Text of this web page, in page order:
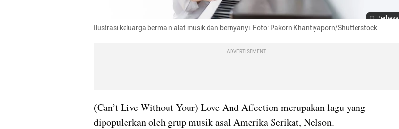
Perbesar
Ilustrasi keluarga bermain alat musik dan bernyanyi. Foto: Pakorn Khantiyaporn/Shutterstock.
ADVERTISEMENT
(Can’t Live Without Your) Love And Affection merupakan lagu yang
dipopulerkan oleh grup musik asal Amerika Serikat, Nelson.